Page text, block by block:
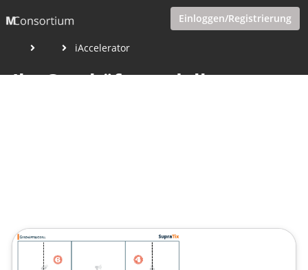
Einloggen/Registrierung
iAccelerator
Ihr Geschäftsmodell